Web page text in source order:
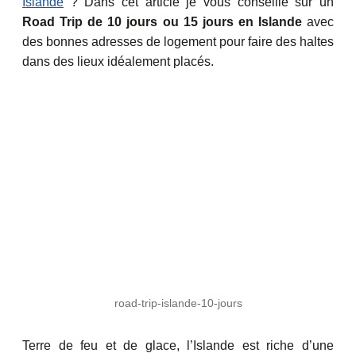
Road Trip de 10 jours ou 15 jours en Islandeavec
des bonnes adresses de logement pour faire des haltes
dans des lieux idéalement placés.
road-trip-islande-10-jours
Terre de feu et de glace, l’Islande est riche d’une